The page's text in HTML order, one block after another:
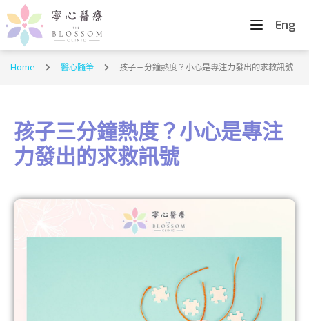
Eng
Home 醫心隨筆 孩子三分鐘熱度？小心是專注力發出的求救訊號
孩子三分鐘熱度？小心是專注
力發出的求救訊號